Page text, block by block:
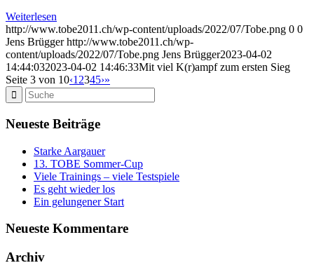
Weiterlesen
http://www.tobe2011.ch/wp-content/uploads/2022/07/Tobe.png 0 0
Jens Brügger http://www.tobe2011.ch/wp-
content/uploads/2022/07/Tobe.png Jens Brügger2023-04-02
14:44:032023-04-02 14:46:33Mit viel K(r)ampf zum ersten Sieg
Seite 3 von 10‹1 2345›»
Neueste Beiträge
Starke Aargauer
13. TOBE Sommer-Cup
Viele Trainings – viele Testspiele
Es geht wieder los
Ein gelungener Start
Neueste Kommentare
Archiv